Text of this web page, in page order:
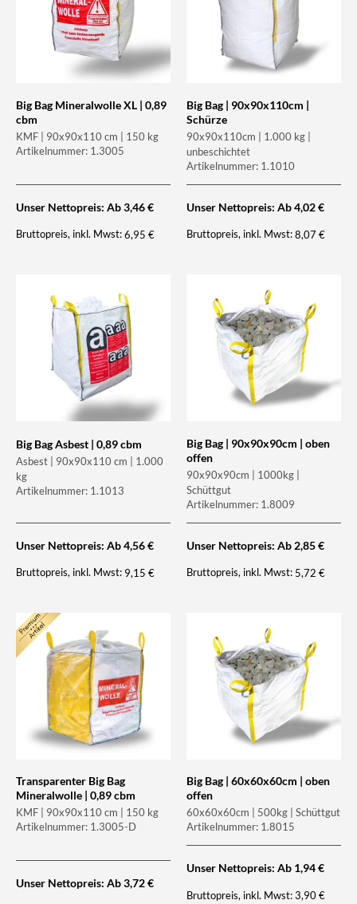
Big Bag Mineralwolle XL | 0,89
cbm
KMF | 90x90x110 cm | 150 kg
Artikelnummer: 1.3005
Unser Nettopreis: Ab3,46€
Bruttopreis, inkl. Mwst:6,95€
Big Bag | 90x90x110cm |
Schürze
90x90x110cm | 1.000 kg |
unbeschichtet
Artikelnummer: 1.1010
Unser Nettopreis: Ab4,02€
Bruttopreis, inkl. Mwst:8,07€
Big Bag Asbest | 0,89 cbm
Asbest | 90x90x110 cm | 1.000
kg
Artikelnummer: 1.1013
Unser Nettopreis: Ab4,56€
Bruttopreis, inkl. Mwst: 9,15€
Big Bag | 90x90x90cm | oben
offen
90x90x90cm | 1000kg |
Schüttgut
Artikelnummer: 1.8009
Unser Nettopreis: Ab 2,85€
Bruttopreis, inkl. Mwst: 5,72€
Transparenter Big Bag
Mineralwolle | 0,89 cbm
KMF | 90x90x110 cm | 150 kg
Artikelnummer: 1.3005-D
Unser Nettopreis: Ab3,72€
Big Bag | 60x60x60cm | oben
offen
60x60x60cm | 500kg | Schüttgut
Artikelnummer: 1.8015
Unser Nettopreis: Ab 1,94€
Bruttopreis, inkl. Mwst:3,90€